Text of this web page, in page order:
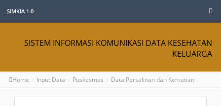
SIMKIA 1.0
SISTEM INFORMASI KOMUNIKASI DATA KESEHATAN
KELUARGA
Home Input Data Puskesmas Data Persalinan dan Kematian